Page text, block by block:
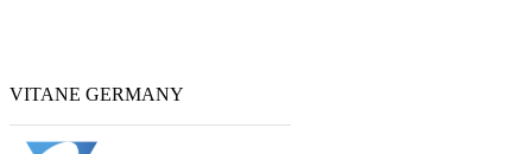
VITANE GERMANY